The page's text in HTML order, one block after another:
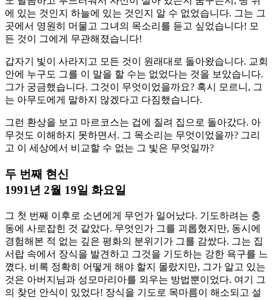
에 있는 것인지 하늘에 있는 것인지 알 수 없었습니다. 그는 그
곳에서 영원히 머물고 그녀의 목소리를 듣고 싶었습니다! 모
든 것이 그에게 무관해졌습니다!
갑자기 빛이 사라지고 모든 것이 원래대로 돌아왔습니다. 교회
안에 누구도 그를 이 말을 할 수는 없었다는 것을 보았습니다.
그가 궁금했습니다. 그것이 무엇이었을까요? 혹시 모르니, 그
는 아무도에게 말하지 않겠다고 다짐했습니다.
그런 환상을 보고 마르코스는 겁에 질려 집으로 돌아갔다. 아
무것도 이해하지 못하면서. 그 목소리는 무엇이었을까? 그리
고 이 세상에서 비교할 수 없는 그 빛은 무엇일까?
두 번째 현신
1991년 2월 19일 화요일
그 첫 번째 이후로 소년에게 무언가 일어났다. 기도하려는 충
동에 사로잡힌 것 같았다. 무엇인가 그를 괴롭혔지만, 동시에
경험해본 적 없는 깊은 평화의 분위기가 그를 감쌌다. 그는 집
서랍 속에서 장식을 발견하고 그것을 기도하는 강한 욕구를 느
꼈다. 비록 정확히 어떻게 해야 할지 몰랐지만, 그가 알고 있는
것은 아버지님과 성모마리아를 외우는 방법뿐이었다. 여기 그
의 찾던 안식이 있었다! 장식을 기도로 목마름이 해소되고 설